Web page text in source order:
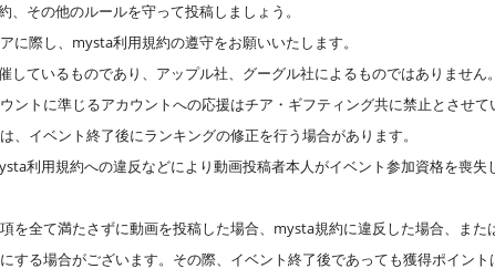
その他のルールを守って投稿しましょう。
に際し、mysta利用規約の遵守をお願いいたします。
しているものであり、アップル社、グーグル社によるものではありません
ントに準じるアカウントへの応援はチア・ギフティング共に禁止とさせて
、イベント終了後にランキングの修正を行う場合があります。
利用規約への違反などにより動画投稿者本人がイベント参加資格を喪
を全て満たさずに動画を投稿した場合、mysta規約に違反した場合、ま
する場合がございます。その際、イベント終了後であっても獲得ポイン